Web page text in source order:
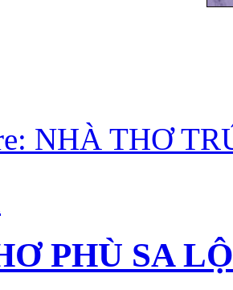
NHÀ THƠ
PHÙ SA